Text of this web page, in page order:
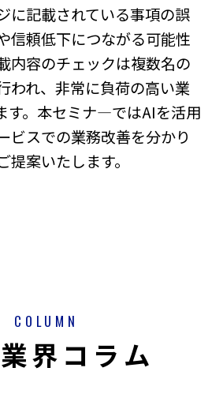
に記載されている事項の誤
信頼低下につながる可能性
内容のチェックは複数名の
われ、非常に負荷の高い業
す。本セミナ―ではAIを活用
ビスでの業務改善を分かり
案いたします。
COLUMN
界コラム